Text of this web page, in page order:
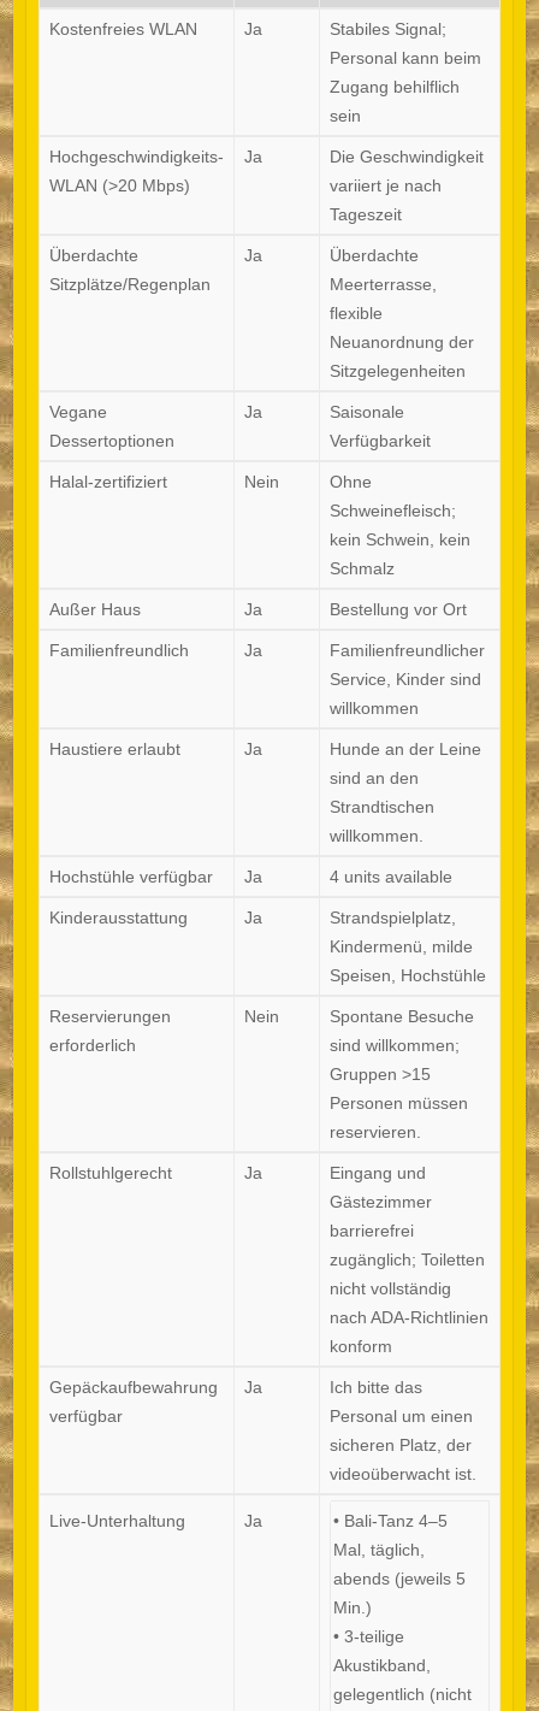
Kostenfreies WLAN Ja
Stabiles Signal;
Personal kann beim
Zugang behilflich
sein
Hochgeschwindigkeits-
WLAN (>20 Mbps)
Ja
Die Geschwindigkeit
variiert je nach
Tageszeit
Überdachte
Sitzplätze/Regenplan
Ja
Überdachte
Meerterrasse,
flexible
Neuanordnung der
Sitzgelegenheiten
Vegane
Dessertoptionen
Ja
Saisonale
Verfügbarkeit
Halal-zertifiziert Nein
Ohne
Schweinefleisch;
kein Schwein, kein
Schmalz
Außer Haus Ja Bestellung vor Ort
Familienfreundlich Ja
Familienfreundlicher
Service, Kinder sind
willkommen
Haustiere erlaubt Ja
Hunde an der Leine
sind an den
Strandtischen
willkommen.
Hochstühle verfügbar Ja 4 units available
Kinderausstattung Ja
Strandspielplatz,
Kindermenü, milde
Speisen, Hochstühle
Reservierungen
erforderlich
Nein
Spontane Besuche
sind willkommen;
Gruppen >15
Personen müssen
reservieren.
Rollstuhlgerecht Ja
Eingang und
Gästezimmer
barrierefrei
zugänglich; Toiletten
nicht vollständig
nach ADA-Richtlinien
konform
Gepäckaufbewahrung
verfügbar
Ja
Ich bitte das
Personal um einen
sicheren Platz, der
videoüberwacht ist.
Live-Unterhaltung Ja
• Bali-Tanz 4–5
Mal, täglich,
abends (jeweils 5
Min.)
• 3-teilige
Akustikband,
gelegentlich (nicht